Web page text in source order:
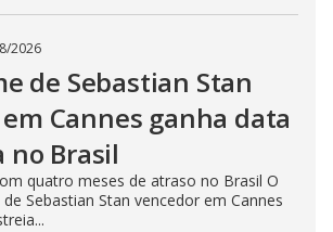
2026
de Sebastian Stan
Cannes ganha data
no Brasil
quatro meses de atraso no Brasil O
Sebastian Stan vencedor em Cannes